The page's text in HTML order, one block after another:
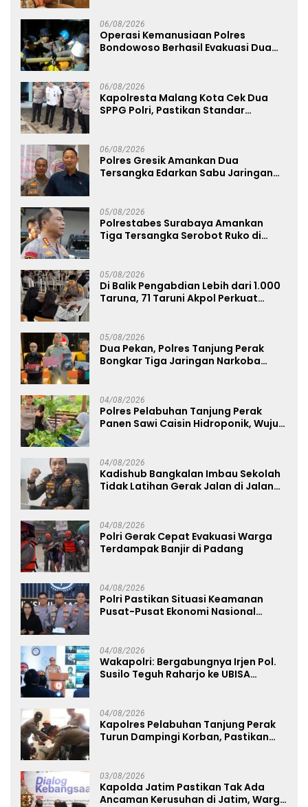
06/08/2026
Operasi Kemanusiaan Polres
Bondowoso Berhasil Evakuasi Dua
06/08/2026
Kapolresta Malang Kota Cek Dua
SPPG Polri, Pastikan Standar
06/08/2026
Polres Gresik Amankan Dua
Tersangka Edarkan Sabu Jaringan
05/08/2026
Polrestabes Surabaya Amankan
Tiga Tersangka Serobot Ruko di
05/08/2026
Di Balik Pengabdian Lebih dari 1.000
Taruna, 71 Taruni Akpol Perkuat
05/08/2026
Dua Pekan, Polres Tanjung Perak
Bongkar Tiga Jaringan Narkoba
04/08/2026
Polres Pelabuhan Tanjung Perak
Panen Sawi Caisin Hidroponik, Wujud
04/08/2026
Kadishub Bangkalan Imbau Sekolah
Tidak Latihan Gerak Jalan di Jalan
04/08/2026
Polri Gerak Cepat Evakuasi Warga
Terdampak Banjir di Padang
04/08/2026
Polri Pastikan Situasi Keamanan
Pusat-Pusat Ekonomi Nasional
04/08/2026
Wakapolri: Bergabungnya Irjen Pol.
Susilo Teguh Raharjo ke UBISA
04/08/2026
Kapolres Pelabuhan Tanjung Perak
Turun Dampingi Korban, Pastikan
03/08/2026
Kapolda Jatim Pastikan Tak Ada
Ancaman Kerusuhan di Jatim, Warga